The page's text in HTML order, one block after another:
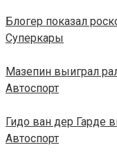
Блогер показал
Суперкары
Мазепин выиграл
Автоспорт
Гидо ван дер Гарде
Автоспорт